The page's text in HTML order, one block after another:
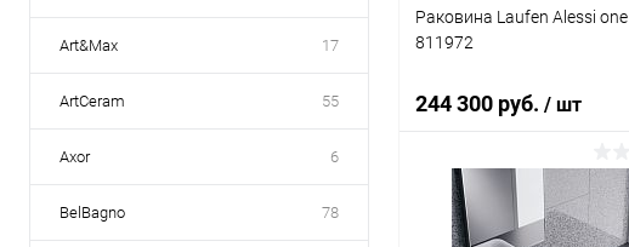
Art&Max 17
ArtCeram 55
Axor 6
BelBagno 78
Раковина Laufen Alessi one
811972
244 300 руб. / шт
В корзину